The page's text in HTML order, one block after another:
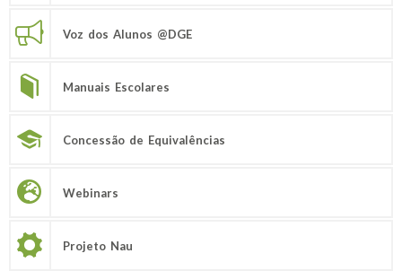
Voz dos Alunos @DGE
Manuais Escolares
Concessão de Equivalências
Webinars
Projeto Nau